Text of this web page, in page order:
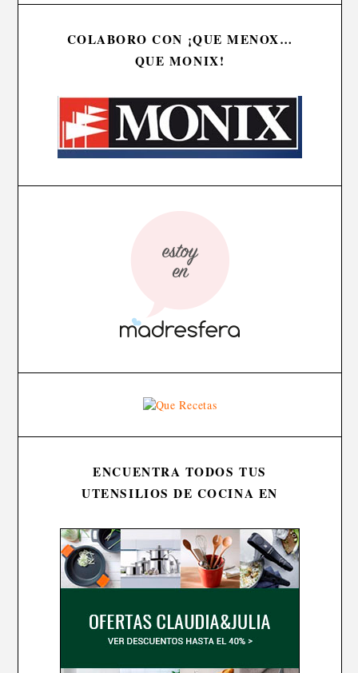
COLABORO CON ¡QUE MENOX…
QUE MONIX!
ENCUENTRA TODOS TUS
UTENSILIOS DE COCINA EN